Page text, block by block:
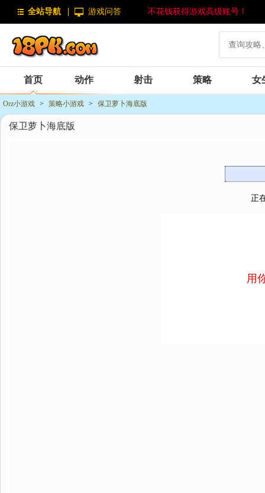
全站导航 游戏问答 不花钱获得游戏高级账号！
首页 动作 射击 策略 女
Orz小游戏 > 策略小游戏 > 保卫萝卜海底版
保卫萝卜海底版
正
用